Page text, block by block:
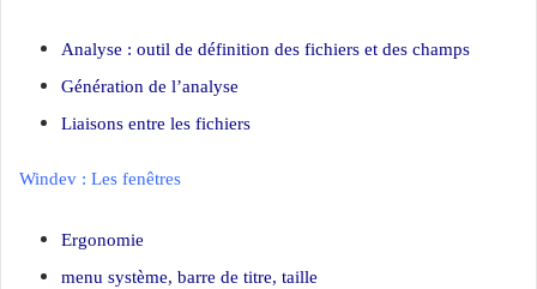
Analyse : outil de définition des fichiers et des champs
Génération de l’analyse
Liaisons entre les fichiers
Windev : Les fenêtres
Ergonomie
menu système, barre de titre, taille